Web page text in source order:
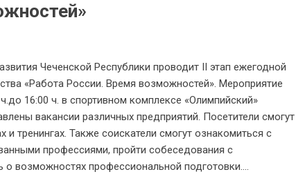
Чеченской Республики проводит II этап ежегодной
«Работа России. Время возможностей». Мероприятие
16:00 ч. в спортивном комплексе «Олимпийский»
вакансии различных предприятий. Посетители смогут
и тренингах. Также соискатели смогут ознакомиться с
профессиями, пройти собеседования с
о возможностях профессиональной подготовки....